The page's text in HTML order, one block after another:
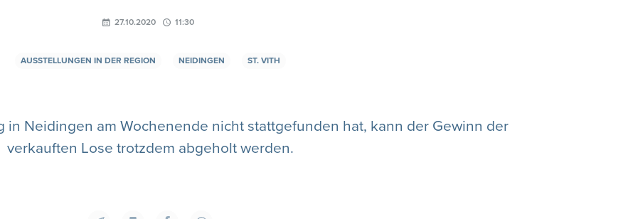
27.10.2020 11:30
AUSSTELLUNGEN IN DER REGION NEIDINGEN ST. VITH
in Neidingen am Wochenende nicht stattgefunden hat, kann der Gewinn der
verkauften Lose trotzdem abgeholt werden.